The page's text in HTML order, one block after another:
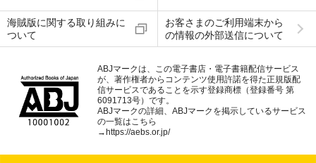
海賊版に関する取り組みに
ついて
お客さまのご利用端末から
の情報の外部送信について
ABJマークは、この電子書店・電子書籍配信サービス
が、著作権者からコンテンツ使用許諾を得た正規版配
信サービスであることを示す登録商標（登録番号 第
6091713号）です。
ABJマークの詳細、ABJマークを掲示しているサービス
の一覧はこちら
→ https://aebs.or.jp/